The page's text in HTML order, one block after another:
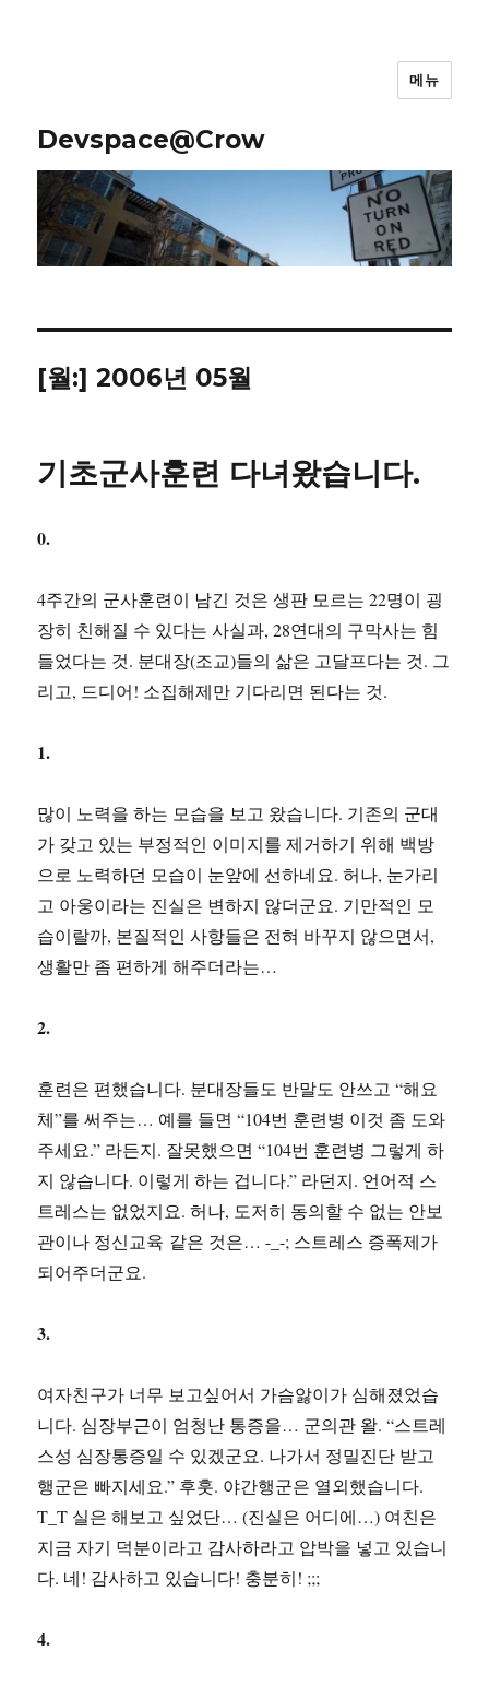
Devspace@Crow
메뉴
[월:]2006년 05월
기초군사훈련 다녀왔습니다.
0.
4주간의 군사훈련이 남긴 것은 생판 모르는 22명이 굉
장히 친해질 수 있다는 사실과, 28연대의 구막사는 힘
들었다는 것. 분대장(조교)들의 삶은 고달프다는 것. 그
리고, 드디어! 소집해제만 기다리면 된다는 것.
1.
많이 노력을 하는 모습을 보고 왔습니다. 기존의 군대
가 갖고 있는 부정적인 이미지를 제거하기 위해 백방
으로 노력하던 모습이 눈앞에 선하네요. 허나, 눈가리
고 아웅이라는 진실은 변하지 않더군요. 기만적인 모
습이랄까, 본질적인 사항들은 전혀 바꾸지 않으면서,
생활만 좀 편하게 해주더라는…
2.
훈련은 편했습니다. 분대장들도 반말도 안쓰고 “해요
체”를 써주는… 예를 들면 “104번 훈련병 이것 좀 도와
주세요.” 라든지. 잘못했으면 “104번 훈련병 그렇게 하
지 않습니다. 이렇게 하는 겁니다.” 라던지. 언어적 스
트레스는 없었지요. 허나, 도저히 동의할 수 없는 안보
관이나 정신교육 같은 것은… -_-; 스트레스 증폭제가
되어주더군요.
3.
여자친구가 너무 보고싶어서 가슴앓이가 심해졌었습
니다. 심장부근이 엄청난 통증을… 군의관 왈. “스트레
스성 심장통증일 수 있겠군요. 나가서 정밀진단 받고
행군은 빠지세요.” 후훗. 야간행군은 열외했습니다.
T_T 실은 해보고 싶었단… (진실은 어디에…) 여친은
지금 자기 덕분이라고 감사하라고 압박을 넣고 있습니
다. 네! 감사하고 있습니다! 충분히! ;;;
4.